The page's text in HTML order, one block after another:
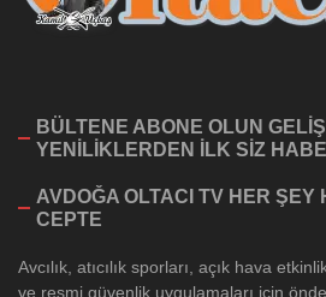
BÜLTENE ABONE OLUN
YENİLİKLERDEN İLK SİZ
AVDOĞA OLTACI TV HER ŞEY
CEPTE
Avcılık, atıcılık sporları, açık hava
ve resmi güvenlik uygulamaları için